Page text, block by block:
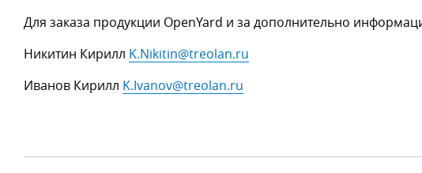
Для заказа продукции OpenYard и за дополнительно
Никитин Кирилл K.Nikitin@treolan.ru
Иванов Кирилл K.Ivanov@treolan.ru